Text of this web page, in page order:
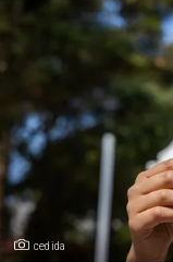
cedida